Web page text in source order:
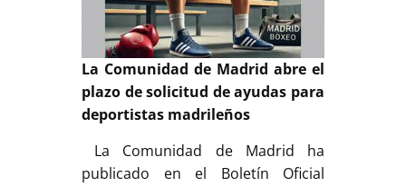
La Comunidad de Madrid abre el
plazo de solicitud de ayudas para
deportistas madrileños
La Comunidad de Madrid ha
publicado en el Boletín Oficial